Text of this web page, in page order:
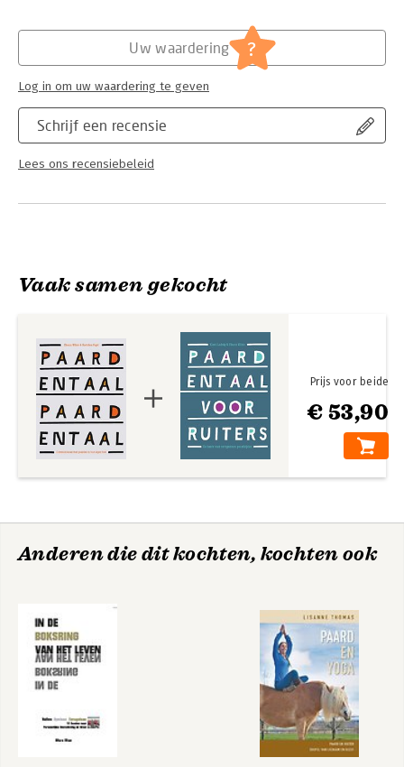
Sport, hobby, lifestyle
Schrijf een recensie
Lees ons recensiebeleid
Uw waardering ?
Log in om uw waardering te geven
Vaak samen gekocht
€ 53,90
Prijs voor beide
Anderen die dit kochten, kochten ook